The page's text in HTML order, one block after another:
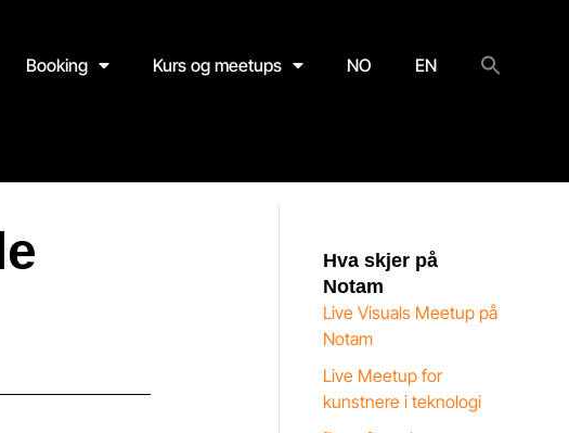
Booking Kurs og meetups NO EN
Hva skjer på
Notam
Live Visuals Meetup på
Notam
Live Meetup for
kunstnere i teknologi